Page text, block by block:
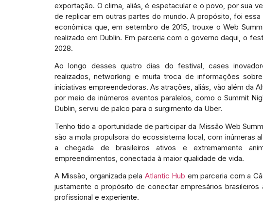
exportação. O clima, aliás, é espetacular e o povo, por sua
de replicar em outras partes do mundo. A propósito, foi
econômica que, em setembro de 2015, trouxe o Web
realizado em Dublin. Em parceria com o governo daqui, o
2028.
Ao longo desses quatro dias do festival, cases
realizados, networking e muita troca de informações
iniciativas empreendedoras. As atrações, aliás, vão além da
por meio de inúmeros eventos paralelos, como o Summit
Dublin, serviu de palco para o surgimento da Uber.
Tenho tido a oportunidade de participar da Missão Web
são a mola propulsora do ecossistema local, com inúmeras
a chegada de brasileiros ativos e extremamente
empreendimentos, conectada à maior qualidade de vida.
A Missão, organizada pela Atlantic Hub em parceria com a
justamente o propósito de conectar empresários
profissional e experiente.